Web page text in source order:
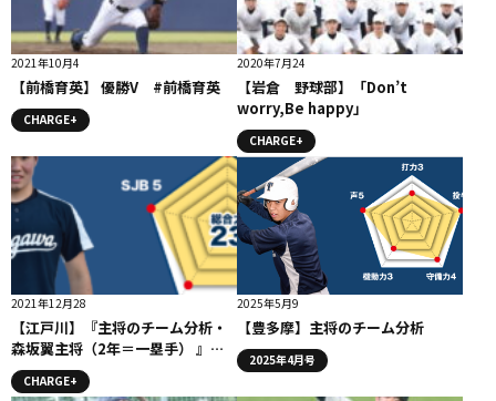
2021年10月4
【前橋育英】 優勝V #前橋育英
CHARGE+
2020年7月24
【岩倉 野球部】「Don’t
worry,Be happy」
CHARGE+
2021年12月28
【江戸川】『主将のチーム分析・
森坂翼主将（2年＝一塁手） 』コ
ラム # 江戸川
CHARGE+
2025年5月9
【豊多摩】主将のチーム分析
2025年4月号